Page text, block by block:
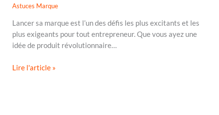
Astuces Marque
Lancer sa marque est l’un des défis les plus excitants et les
plus exigeants pour tout entrepreneur. Que vous ayez une
idée de produit révolutionnaire…
Lire l'article »